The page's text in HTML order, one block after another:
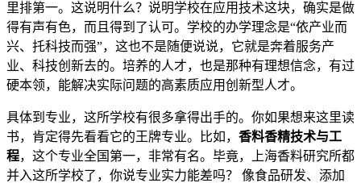
里排第一。这说明什么？说明学校在应用技术这块，确实是做
得有声有色，而且得到了认可。学校的办学理念是“依产业而
兴、托科技而强”，这也不是随便说说，它就是奔着服务产
业、科技创新去的。培养的人才，也是那种有理想信念，有过
硬本领，能解决实际问题的高素质应用创新型人才。
具体到专业，这所学校有很多拿得出手的。你如果想来这里读
书，肯定得先看看它的王牌专业。比如， 香料香精技术与工
程，这个专业全国第一，非常有名。毕竟，上海香料研究所都
并入这所学校了，你说专业实力能差吗？ 像食品研发、添加